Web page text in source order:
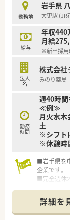
勤務地
岩手県
大更駅 (JR
給与
年収440
月給
※新卒採用
法人
名
株式会社
みのり薬局
勤務
時間
週40時間
≪例≫
月火水木
土 09
※シフト
※休憩時
■岩手県を
企業です。
■完全週休2
■新卒採用
ております
■教育制度
詳細を